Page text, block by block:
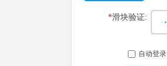
*滑块验证:
自动登录